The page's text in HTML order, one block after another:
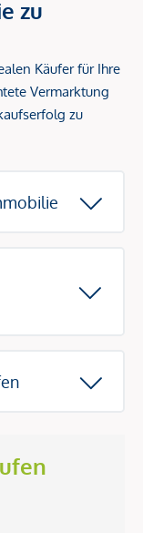
zu
Käufer für Ihre
Vermarktung
zu